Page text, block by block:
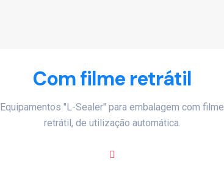
Com filme retrátil
Equipamentos "L-Sealer" para embalagem com filme
retrátil, de utilização automática.